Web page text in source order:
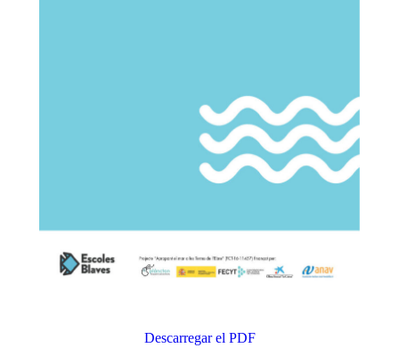
Descarregar el PDF